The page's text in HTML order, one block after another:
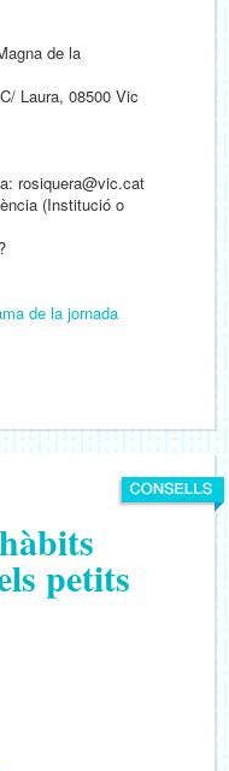
de la
Laura, 08500 Vic
rosiquera@vic.cat
(Institució o
de la jornada
petits